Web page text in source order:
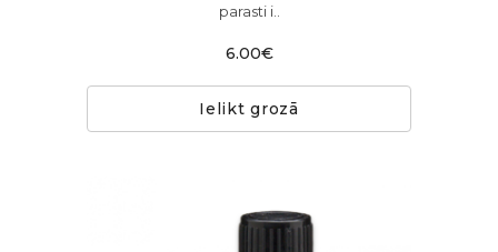
parasti i..
6.00€
Ielikt grozā